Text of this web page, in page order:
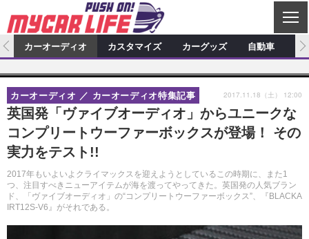
C
L
S
E
カーオーディオ
特集記事 新製品情報
プロショップ検索 ショップ訪問記
カーオーディオニュース デモカー製作記
その他
カスタマイズ
カスタマイズ特集記事 カスタマイズ新製品情報
カスタマイズニュース
カーグッズ
カーグッズ特集記事 カーグッズ新製品情報
カーグッズニュース
自動車
スクープ
カーオーディオ カスタマイズ カーグッズ 自動車
英国発「ヴァイブオーディオ」からユニークな
コンプリートウーファーボックスが登場！ その
実力をテスト!!
2017年もいよいよクライマックスを迎えようとしているこの時期に、また1
つ、注目すべきニューアイテムが海を渡ってやってきた。英国発の人気ブラン
ド、「ヴァイブオーディオ」の“コンプリートウーファーボックス”、『BLACKA
IRT12S-V6』がそれである。
カーオーディオ カーオーディオ特集記事 2017.11.18（土） 12:00